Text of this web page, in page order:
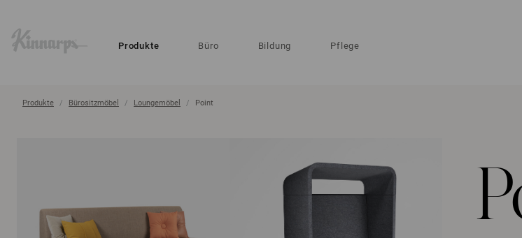
Produkte Büro Bildung Pflege
Produkte Bürositzmöbel Loungemöbel Point